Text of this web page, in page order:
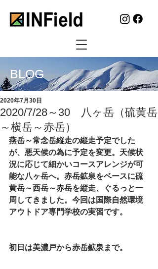
BLOG
2020/7/28～30 八ヶ岳（硫黄岳
～横岳～赤岳）
2020年7月30日
燕岳～常念岳縦走の縦走予定でした
が、悪天候の為に予定を変更。天候状
況に応じて細かいコースアレンジが可
能な八ヶ岳へ。赤岳鉱泉をベースに硫
黄岳～西岳～赤岳を縦走、ぐるっと一
周してきました。今回は国際自然環境
アウトドア専門学校の実習です。
初日は美濃戸から赤岳鉱泉まで。